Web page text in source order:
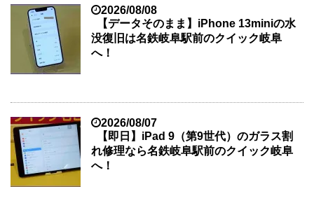
2026/08/08
【データそのまま】iPhone 13miniの水
没復旧は名鉄岐阜駅前のクイック岐阜
へ！
2026/08/07
【即日】iPad 9（第9世代）のガラス割
れ修理なら名鉄岐阜駅前のクイック岐阜
へ！